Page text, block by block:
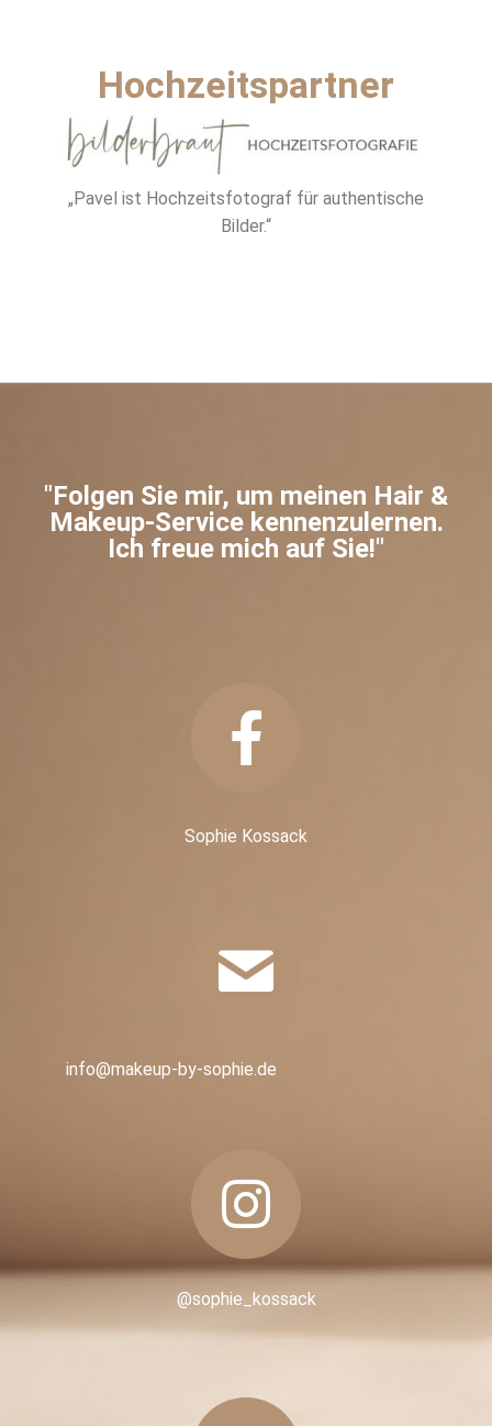
Hochzeitspartner
„Pavel ist Hochzeitsfotograf für authentische
Bilder.“
"Folgen Sie mir, um meinen Hair &
Makeup-Service kennenzulernen.
Ich freue mich auf Sie!"
Sophie Kossack
info@makeup-by-sophie.de
@sophie_kossack